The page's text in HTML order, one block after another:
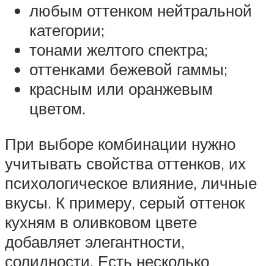
любым оттенком нейтральной
категории;
тонами желтого спектра;
оттенками бежевой гаммы;
красным или оранжевым
цветом.
При выборе комбинации нужно
учитывать свойства оттенков, их
психологическое влияние, личные
вкусы. К примеру, серый оттенок
кухням в оливковом цвете
добавляет элегантности,
солидности. Есть несколько